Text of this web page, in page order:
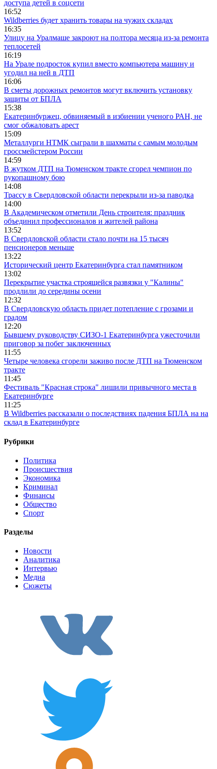
доступа детей в соцсети
16:52
Wildberries будет хранить товары на чужих складах
16:35
Улицу на Уралмаше закроют на полтора месяца из-за ремонта
теплосетей
16:19
На Урале подросток купил вместо компьютера машину и
угодил на ней в ДТП
16:06
В сметы дорожных ремонтов могут включить установку
защиты от БПЛА
15:38
Екатеринбуржец, обвиняемый в избиении ученого РАН, не
смог обжаловать арест
15:09
Металлурги НТМК сыграли в шахматы с самым молодым
гроссмейстером России
14:59
В жутком ДТП на Тюменском тракте сгорел чемпион по
рукопашному бою
14:08
Трассу в Свердловской области перекрыли из-за паводка
14:00
В Академическом отметили День строителя: праздник
объединил профессионалов и жителей района
13:52
В Свердловской области стало почти на 15 тысяч
пенсионеров меньше
13:22
Исторический центр Екатеринбурга стал памятником
13:02
Перекрытие участка строящейся развязки у "Калины"
продлили до середины осени
12:32
В Свердловскую область придет потепление с грозами и
градом
12:20
Бывшему руководству СИЗО-1 Екатеринбурга ужесточили
приговор за побег заключенных
11:55
Четыре человека сгорели заживо после ДТП на Тюменском
тракте
11:45
Фестиваль "Красная строка" лишили привычного места в
Екатеринбурге
11:25
В Wildberries рассказали о последствиях падения БПЛА на на
склад в Екатеринбурге
Рубрики
Политика
Происшествия
Экономика
Криминал
Финансы
Общество
Спорт
Разделы
Новости
Аналитика
Интервью
Медиа
Сюжеты